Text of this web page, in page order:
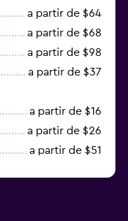
a partir de $64
a partir de $68
a partir de $98
a partir de $37
a partir de $16
a partir de $26
a partir de $51